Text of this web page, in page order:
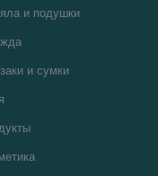
и подушки
и сумки